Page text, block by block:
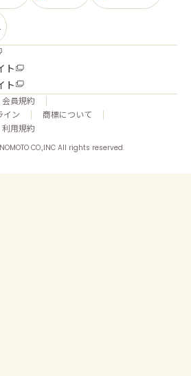
ト
ト
会員規約
イン
商標について
利用規約
CO.,INC All rights reserved.